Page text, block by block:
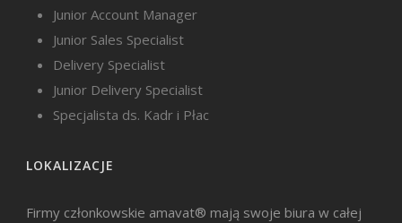
Junior Account Manager
Junior Sales Specialist
Delivery Specialist
Junior Delivery Specialist
Specjalista ds. Kadr i Płac
LOKALIZACJE
Firmy członkowskie amavat® mają swoje biura w całej